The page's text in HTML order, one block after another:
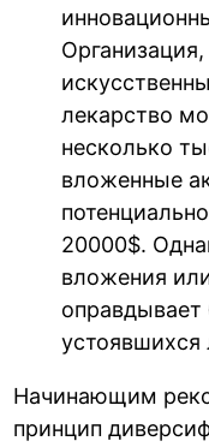
лекарство
несколько
вложенные
20000$.
вложения
устоявшихся
Начинающим
принцип